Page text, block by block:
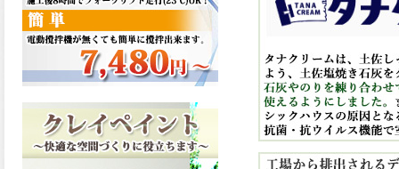
コンクリート特有の質感やム
ラ感と溶け合うように広がる
色彩が床と壁を印象的に仕上
げる、アクアカラー デュオト
ーンが新しく販売開始致しま
2026.03.13
滑らかな塗膜は従来の屋根用
塗料と比べ、滑らかな塗膜表